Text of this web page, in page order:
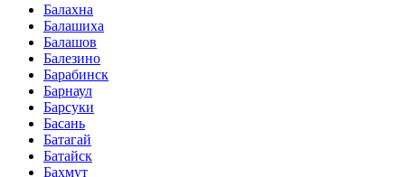
Балахна
Балашиха
Балашов
Балезино
Барабинск
Барнаул
Барсуки
Басань
Батагай
Батайск
Бахмут